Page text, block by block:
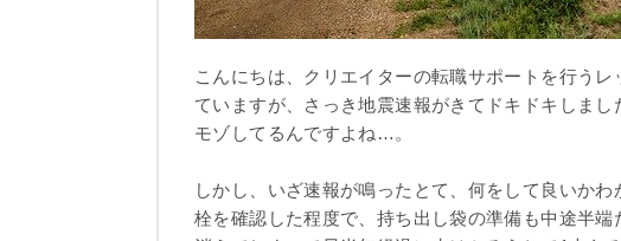
こんにちは、クリエイターの転職サポートを行う
ていますが、さっき地震速報がきてドキドキしま
モゾしてるんですよね…。
しかし、いざ速報が鳴ったとて、何をして良いか
栓を確認した程度で、持ち出し袋の準備も中途半